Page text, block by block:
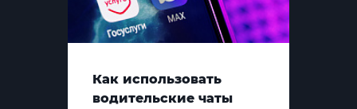
Как использовать
водительские чаты